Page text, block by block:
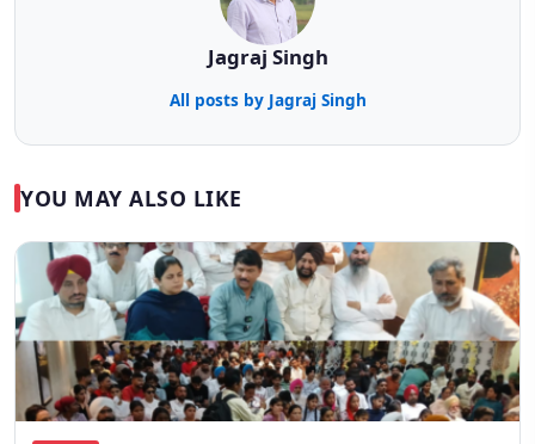
Jagraj Singh
All posts by Jagraj Singh
YOU MAY ALSO LIKE